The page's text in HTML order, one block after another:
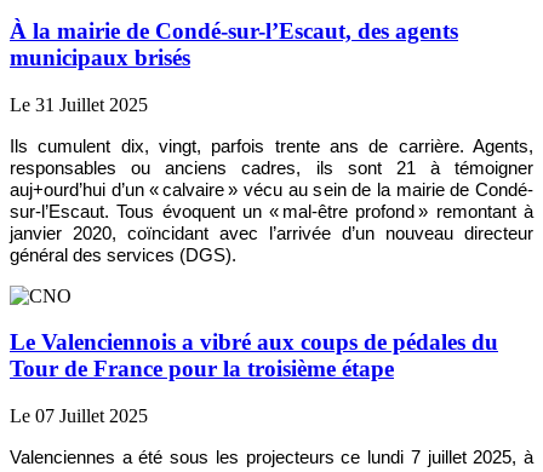
À la mairie de Condé-sur-l’Escaut, des agents
municipaux brisés
Le 31 Juillet 2025
Ils cumulent dix, vingt, parfois trente ans de carrière. Agents,
responsables ou anciens cadres, ils sont 21 à témoigner
auj+ourd’hui d’un « calvaire » vécu au sein de la mairie de Condé-
sur-l’Escaut. Tous évoquent un « mal-être profond » remontant à
janvier 2020, coïncidant avec l’arrivée d’un nouveau directeur
général des services (DGS).
Le Valenciennois a vibré aux coups de pédales du
Tour de France pour la troisième étape
Le 07 Juillet 2025
Valenciennes a été sous les projecteurs ce lundi 7 juillet 2025, à